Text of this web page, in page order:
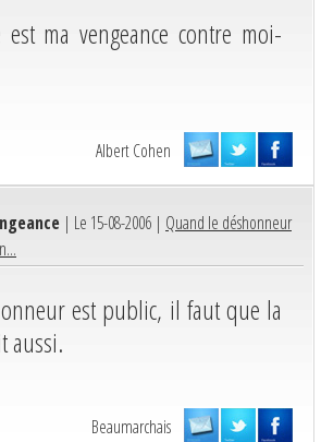
est ma vengeance contre moi-
Albert Cohen
| Le 15-08-2006 | Quand le déshonneur
est public, il faut que la
aussi.
Beaumarchais